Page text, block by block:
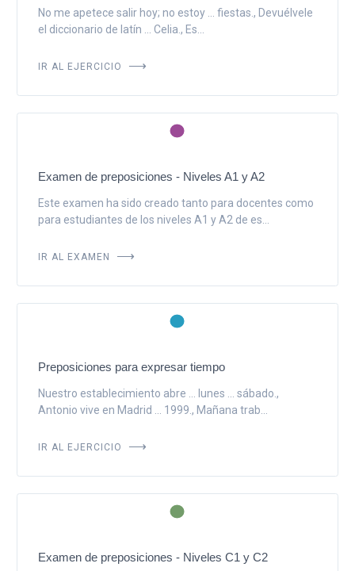
No me apetece salir hoy; no estoy ... fiestas., Devuélvele
el diccionario de latín ... Celia., Es...
IR AL EJERCICIO
Examen de preposiciones - Niveles A1 y A2
Este examen ha sido creado tanto para docentes como
para estudiantes de los niveles A1 y A2 de es...
IR AL EXAMEN
Preposiciones para expresar tiempo
Nuestro establecimiento abre ... lunes ... sábado.,
Antonio vive en Madrid ... 1999., Mañana trab...
IR AL EJERCICIO
Examen de preposiciones - Niveles C1 y C2